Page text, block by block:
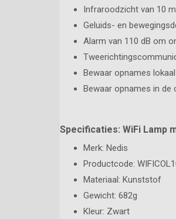
Infraroodzicht van 10
Geluids- en
Alarm van 110 dB om
Bewaar opnames
Bewaar opnames in de
Specificaties: WiFi Lamp
Merk: Nedis
Productcode:
Materiaal: Kunststof
Gewicht: 682g
Kleur: Zwart